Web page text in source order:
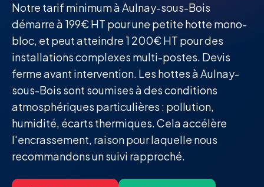
Notre tarif minimum à Aulnay-sous-Bois
démarre à 199€ HT pour une petite hotte mono-
bloc, et peut atteindre 1 200€ HT pour des
installations complexes multi-postes. Devis
ferme avant intervention. Les hottes à Aulnay-
sous-Bois sont soumises à des conditions
atmosphériques particulières : pollution,
humidité, écarts thermiques. Cela accélère
l'encrassement, raison pour laquelle nous
recommandons un suivi rapproché.